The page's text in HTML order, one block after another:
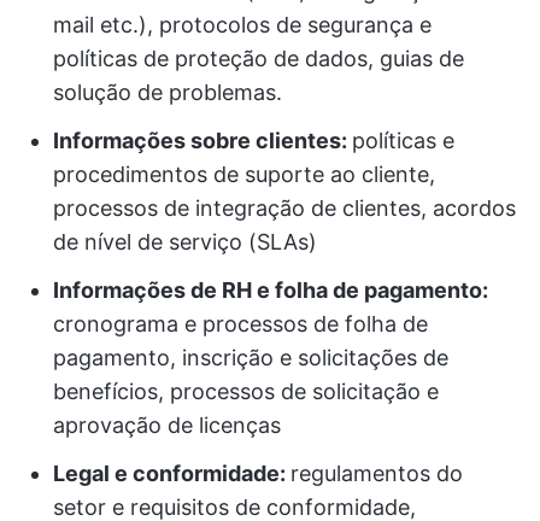
mail etc.), protocolos de segurança e
políticas de proteção de dados, guias de
solução de problemas.
Informações sobre clientes: políticas e
procedimentos de suporte ao cliente,
processos de integração de clientes, acordos
de nível de serviço (SLAs)
Informações de RH e folha de pagamento:
cronograma e processos de folha de
pagamento, inscrição e solicitações de
benefícios, processos de solicitação e
aprovação de licenças
Legal e conformidade: regulamentos do
setor e requisitos de conformidade,